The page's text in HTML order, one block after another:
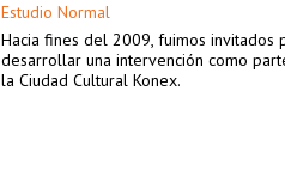
Estudio Normal
Hacia fines del 2009, fuimos invitados
desarrollar una intervención como
la Ciudad Cultural Konex.